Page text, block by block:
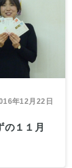
年12月22日
の１１月